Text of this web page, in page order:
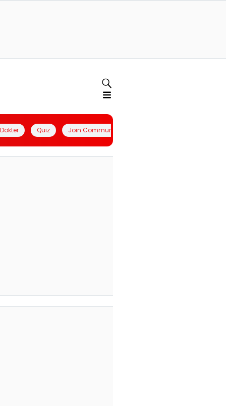
Quiz Join Community